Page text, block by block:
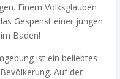
Einem Volksglauben
Gespenst einer jungen
Baden!
ist ein beliebtes
Auf der